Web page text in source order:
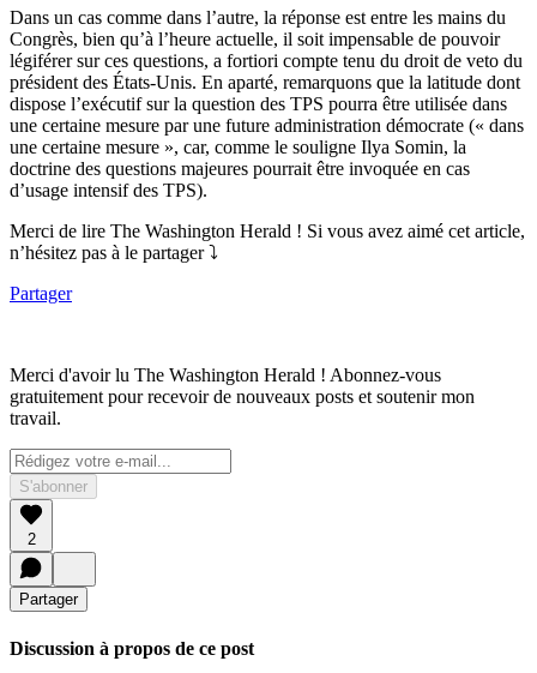
Dans un cas comme dans l’autre, la réponse est entre les mains du
Congrès, bien qu’à l’heure actuelle, il soit impensable de pouvoir
légiférer sur ces questions, a fortiori compte tenu du droit de veto du
président des États-Unis. En aparté, remarquons que la latitude dont
dispose l’exécutif sur la question des TPS pourra être utilisée dans
une certaine mesure par une future administration démocrate (« dans
une certaine mesure », car, comme le souligne Ilya Somin, la
doctrine des questions majeures pourrait être invoquée en cas
d’usage intensif des TPS).
Merci de lire The Washington Herald ! Si vous avez aimé cet article,
n’hésitez pas à le partager ⤵
Partager
Merci d'avoir lu The Washington Herald ! Abonnez-vous
gratuitement pour recevoir de nouveaux posts et soutenir mon
travail.
S'abonner
2
Partager
Discussion à propos de ce post